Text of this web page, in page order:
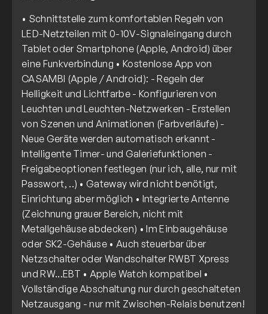
• Schnittstelle zum komfortablen Regeln von
LED-Netzteilen mit 0-10V-Signaleingang durch
Tablet oder Smartphone (Apple, Android) über
eine Funkverbindung • Kostenlose App von
CASAMBI (Apple / Android): - Regeln der
Helligkeit und Lichtfarbe - Konfigurieren von
Leuchten und Leuchten-Netzwerken - Erstellen
von Szenen und Animationen (Farbverläufe) -
Neue Geräte werden automatisch erkannt -
Intelligente Timer- und Galeriefunktionen -
Freigabeoptionen festlegen (nur ich, alle, nur mit
Passwort, ..) • Gateway wird nicht benötigt,
Einrichtung aber möglich • Integrierte Antenne
(Zeichnung grauer Bereich, nicht mit
Metallgehäuse abdecken) • Im Einbaugehäuse
oder SK2-Gehäuse • Auch steuerbar über
Netzschalter oder Wandschalter RWBT Xpress
und RW...EBT • Apple Watch kompatibel •
Vollständige Abschaltung nur durch geschalteten
Netzausgang - nur mit Zwischen-Relais benutzen!